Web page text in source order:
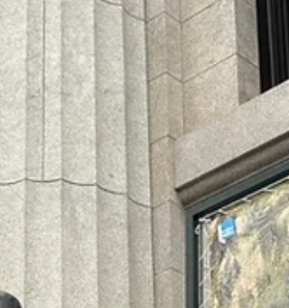
います。 そして、夕方からは神学講座、先代旧事
本紀大成経研究会があり、木村忠義先生が紐解い
てくださった事を、私はスタッフの１人として、
皆様にお伝えさせて頂いています。この、３つの
講座は一見別々のように思われがちですが、関連
があるのです。 先日は、共学セミナーで政治やあ
らゆる今の出来事を神学と結びつけて考える事を
問われ、わからないので逃げ根性がでました